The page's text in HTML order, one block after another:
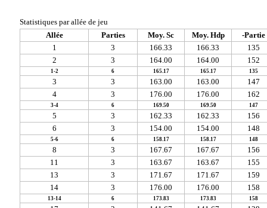
Statistiques par allée de jeu
Allée
Parties Moy. Sc Moy. Hdp
-Partie
1
3 166.33 166.33
135
2
3 164.00 164.00 152
1-2 6 165.17 165.17 135
3 3 163.00 163.00
147
4
3 176.00 176.00 162
3-4 6 169.50 169.50 147
5 3 162.33 162.33
156
6
3 154.00 154.00 148
5-6 6 158.17 158.17 148
8 3 167.67 167.67
156
11
3 163.67 163.67
155
13
3 171.67 171.67
159
14
3 176.00 176.00 158
13-14 6 173.83 173.83 158